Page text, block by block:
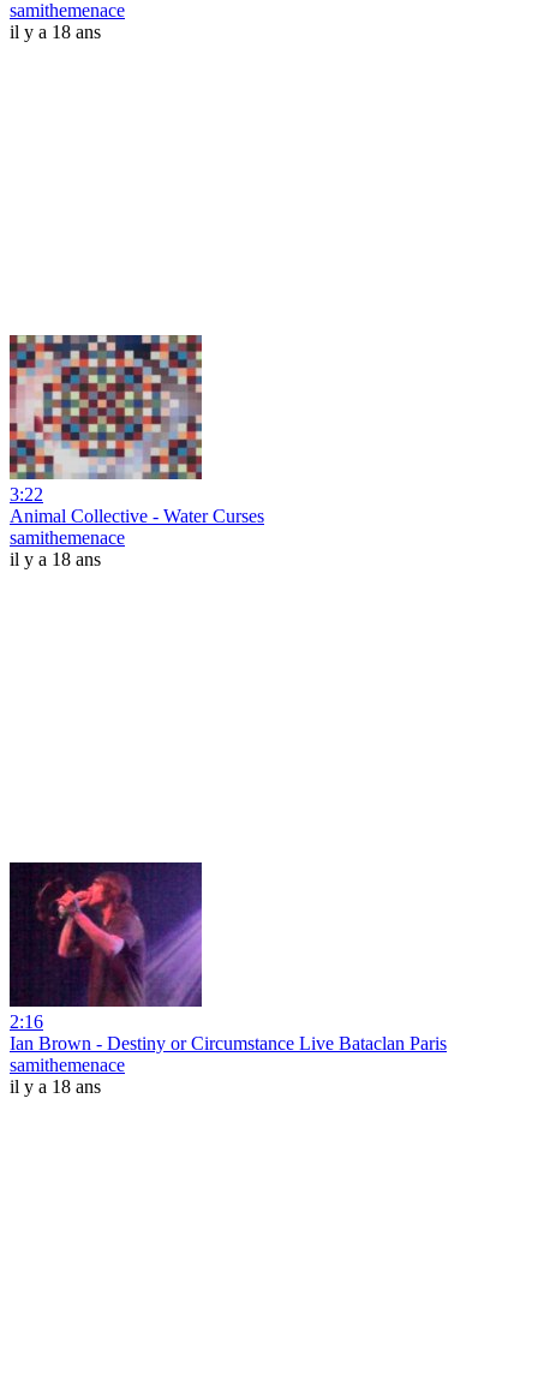
samithemenace
il y a 18 ans
3:22
Animal Collective - Water Curses
samithemenace
il y a 18 ans
2:16
Ian Brown - Destiny or Circumstance Live Bataclan Paris
samithemenace
il y a 18 ans